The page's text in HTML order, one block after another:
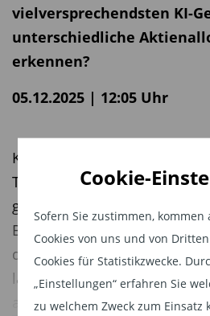
Cookie-
Sofern Sie zustimmen,
Cookies von uns und von
Cookies für Statistikzwecke.
„Einstellungen“ erfahren Sie
zu welchem Zweck zum Einsatz
vielversprechendsten KI-
unterschiedliche
erkennen?
05.12.2025 | 12:05 Uhr
Künstliche Intelligenz (KI) ist
Technologie mit dem
grundlegend zu verändern.
Begeisterung für KI die
den Aktienmärkten beflügelt
langfristige Anlageerfolg
abhängen, ob die Lehren